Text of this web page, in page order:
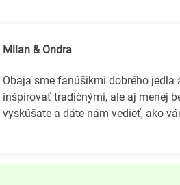
Milan & Ondra
Obaja sme fanúšikmi dobrého jedla
inšpirovať tradičnými, ale aj menej
vyskúšate a dáte nám vedieť, ako